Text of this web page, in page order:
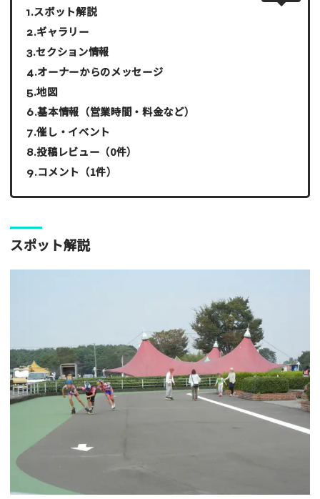
スポット解説
ギャラリー
セクション情報
オーナーからのメッセージ
地図
基本情報（営業時間・料金など）
催し・イベント
投稿レビュー（0件）
コメント（1件）
スポット解説